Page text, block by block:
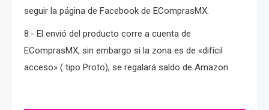
seguir la página de Facebook de EComprasMX.
8.- El envió del producto corre a cuenta de
EComprasMX, sin embargo si la zona es de «difícil
acceso» ( tipo Proto), se regalará saldo de Amazon.